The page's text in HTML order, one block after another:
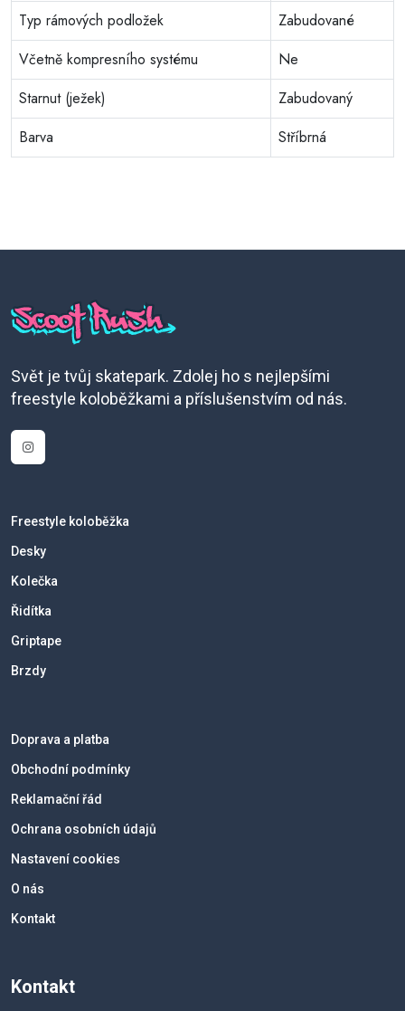
Typ rámových podložek
Zabudované
Včetně kompresního systému
Ne
Starnut (ježek)
Zabudovaný
Barva
Stříbrná
Svět je tvůj skatepark. Zdolej ho s nejlepšími
freestyle koloběžkami a příslušenstvím od nás.
Freestyle koloběžka
Desky
Kolečka
Řidítka
Griptape
Brzdy
Doprava a platba
Obchodní podmínky
Reklamační řád
Ochrana osobních údajů
Nastavení cookies
O nás
Kontakt
Kontakt